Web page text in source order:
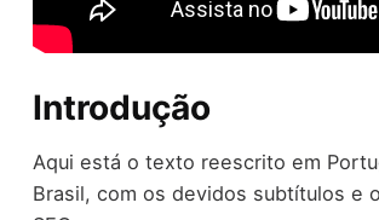
Introdução
Aqui está o texto reescrito em
Brasil, com os devidos subtítulos e